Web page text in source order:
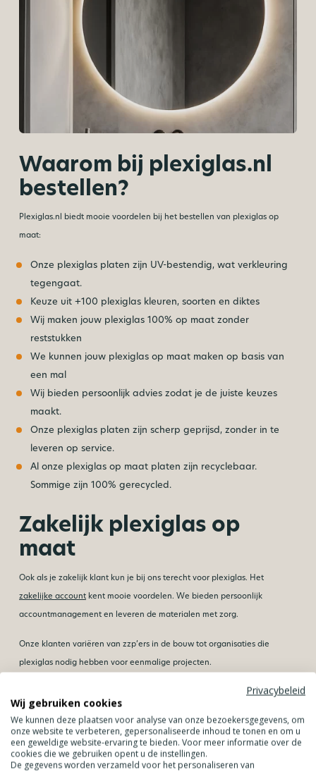
Waarom bij plexiglas.nl
bestellen?
Plexiglas.nl biedt mooie voordelen bij het bestellen van plexiglas op
maat:
Onze plexiglas platen zijn UV-bestendig, wat verkleuring
tegengaat.
Keuze uit +100 plexiglas kleuren, soorten en diktes
Wij maken jouw plexiglas 100% op maat zonder
reststukken
We kunnen jouw plexiglas op maat maken op basis van
een mal
Wij bieden persoonlijk advies zodat je de juiste keuzes
maakt.
Onze plexiglas platen zijn scherp geprijsd, zonder in te
leveren op service.
Al onze plexiglas op maat platen zijn recyclebaar.
Sommige zijn 100% gerecycled.
Zakelijk plexiglas op
maat
Ook als je zakelijk klant kun je bij ons terecht voor plexiglas. Het
zakelijke account kent mooie voordelen. We bieden persoonlijk
accountmanagement en leveren de materialen met zorg.
Onze klanten variëren van zzp’ers in de bouw tot organisaties die
plexiglas nodig hebben voor eenmalige projecten.
, zodat het plexiglas
op maat 100% perfect past.
Privacybeleid
Wij gebruiken cookies
We kunnen deze plaatsen voor analyse van onze bezoekersgegevens, om
onze website te verbeteren, gepersonaliseerde inhoud te tonen en om u
een geweldige website-ervaring te bieden. Voor meer informatie over de
cookies die we gebruiken opent u de instellingen.
De gegevens worden verzameld voor het personaliseren van